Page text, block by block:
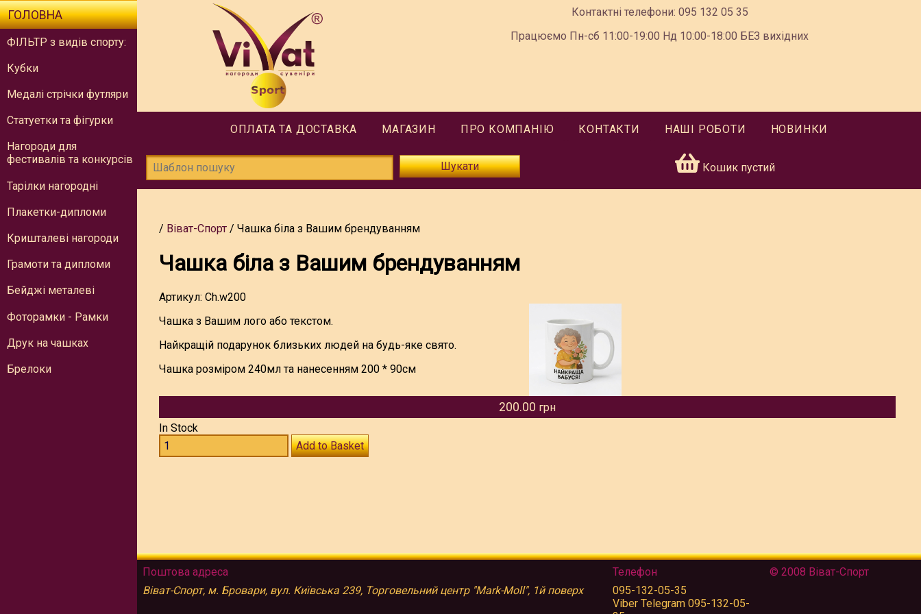
Контактні телефони: 095 132 05 35
Працюємо Пн-сб 11:00-19:00 Нд 10:00-18:00 БЕЗ вихідних
ОПЛАТА ТА ДОСТАВКА МАГАЗИН ПРО КОМПАНІЮ КОНТАКТИ НАШІ РОБОТИ НОВИНКИ
Шукати Кошик пустий
ГОЛОВНА
ФІЛЬТР з видів спорту:
Кубки
Медалі стрічки футляри
Статуетки та фігурки
Нагороди для
фестивалів та конкурсів
Тарілки нагородні
Плакетки-дипломи
Кришталеві нагороди
Грамоти та дипломи
Бейджі металеві
Фоторамки - Рамки
Друк на чашках
Брелоки
Віват-Спорт Чашка біла з Вашим брендуванням
Чашка біла з Вашим брендуванням
Артикул: Ch.w200
Чашка з Вашим лого або текстом.
Найкращій подарунок близьких людей на будь-яке свято.
Чашка розміром 240мл та нанесенням 200 * 90см
200.00 грн
In Stock
Add to Basket
Поштова адреса
Віват-Спорт, м. Бровари, вул. Київська 239, Торговельний центр "Mark-Moll", 1й поверх
Телефон
095-132-05-35
Viber Telegram 095-132-05-
© 2008 Віват-Спорт